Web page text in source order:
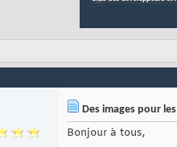
Des images pour
Bonjour à tous,